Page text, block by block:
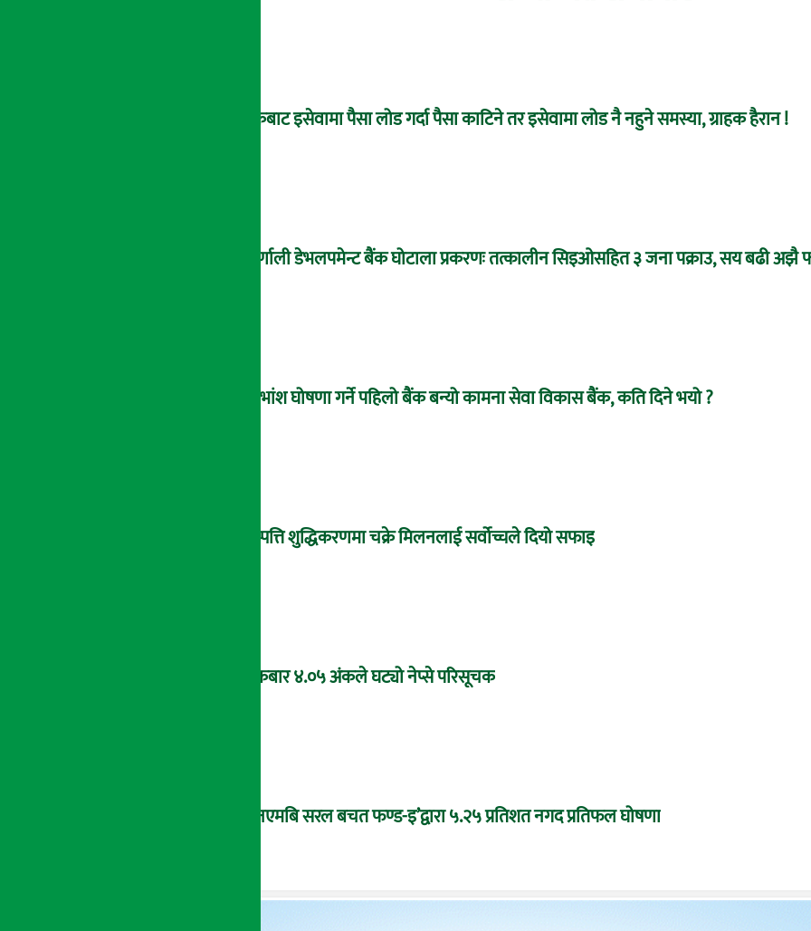
बैंकबाट इसेवामा पैसा लोड गर्दा पैसा काटिने तर इसेवामा लोड नै नहुने समस्या, ग्राहक हैरान !
कर्णाली डेभलपमेन्ट बैंक घोटाला प्रकरणः तत्कालीन सिइओसहित ३ जना पक्राउ, सय बढी अझै
लाभांश घोषणा गर्ने पहिलो बैंक बन्यो कामना सेवा विकास बैंक, कति दिने भयो ?
सम्पत्ति शुद्धिकरणमा चक्रे मिलनलाई सर्वोच्चले दियो सफाइ
शुक्रबार ४.०५ अंकले घट्यो नेप्से परिसूचक
‘एनएमबि सरल बचत फण्ड-इ’द्वारा ५.२५ प्रतिशत नगद प्रतिफल घोषणा